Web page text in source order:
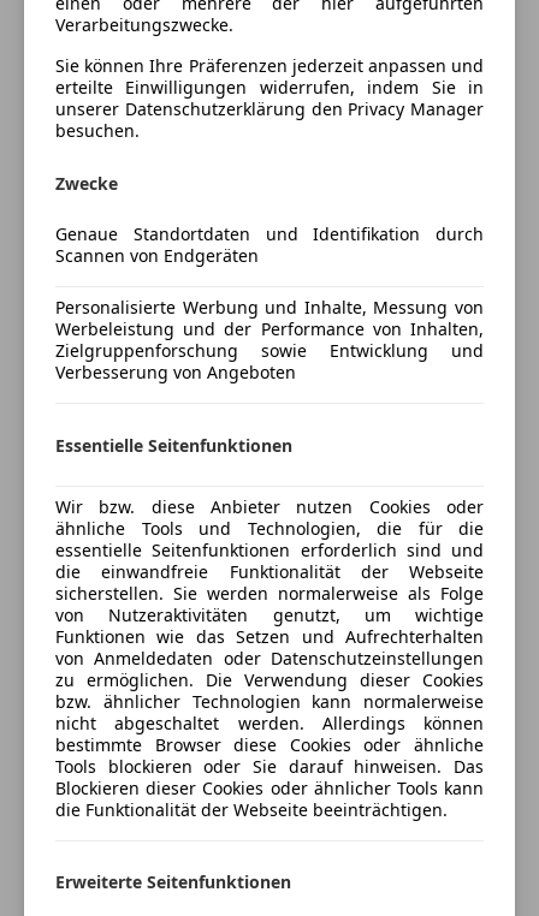
Fahrerairbag
Zentralverriegelung
auf Ihre Anfrage und wird Ihre automobilen Wünsche
gerne erfüllen!
Herr Michael Wagner - 0664 8316393 –
michael.wagner@reibersdorfer.com
Frau Vanesa Nikolic – 0664 120 8503 –
vanesa.nikolic@reibersdorfer.com
Preisbewertung
Mehr anzeigen
Versicherungsschutz an Ihre Bedürfnisse
anpassen
Freischaden-Gutschein ab Stufe 0
Auto einfach online versichern & Rabatt holen
Jetzt berechnen
Verkäufer Händler
Reibersdorfer Autowelt GmbH
Verarbeitungszwecke.
Sie können Ihre Präferenzen jederzeit anpassen und
erteilte Einwilligungen widerrufen, indem Sie in
unserer Datenschutzerklärung den Privacy Manager
besuchen.
Zwecke
Genaue Standortdaten und Identifikation durch
Scannen von Endgeräten
Personalisierte Werbung und Inhalte, Messung von
Werbeleistung und der Performance von Inhalten,
Zielgruppenforschung sowie Entwicklung und
Verbesserung von Angeboten
Essentielle Seitenfunktionen
Wir bzw. diese Anbieter nutzen Cookies oder
ähnliche Tools und Technologien, die für die
essentielle Seitenfunktionen erforderlich sind und
die einwandfreie Funktionalität der Webseite
sicherstellen. Sie werden normalerweise als Folge
von Nutzeraktivitäten genutzt, um wichtige
Funktionen wie das Setzen und Aufrechterhalten
von Anmeldedaten oder Datenschutzeinstellungen
zu ermöglichen. Die Verwendung dieser Cookies
bzw. ähnlicher Technologien kann normalerweise
nicht abgeschaltet werden. Allerdings können
bestimmte Browser diese Cookies oder ähnliche
Tools blockieren oder Sie darauf hinweisen. Das
Blockieren dieser Cookies oder ähnlicher Tools kann
die Funktionalität der Webseite beeinträchtigen.
Erweiterte Seitenfunktionen